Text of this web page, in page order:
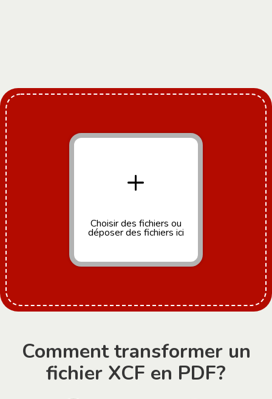
+
Choisir des fichiers ou
déposer des fichiers ici
Comment transformer un
fichier XCF en PDF?